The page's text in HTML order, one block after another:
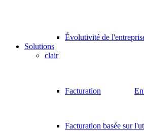
Évolutivité de
Solutions
clair
Facturation
Facturation basée sur